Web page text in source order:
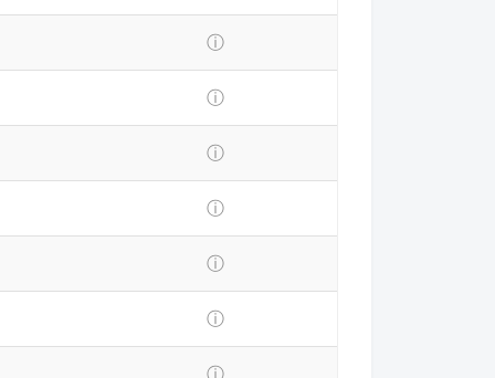
ⓘ
ⓘ
ⓘ
ⓘ
ⓘ
ⓘ